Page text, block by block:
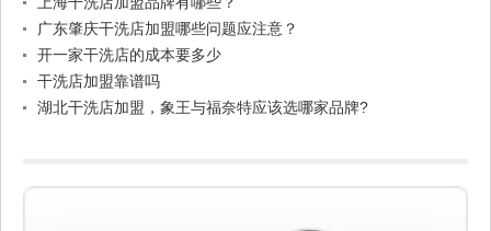
广东肇庆干洗店加盟哪些问题应注意？
开一家干洗店的成本要多少
干洗店加盟靠谱吗
湖北干洗店加盟，象王与福奈特应该选哪家品牌?